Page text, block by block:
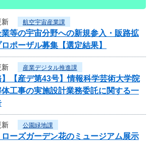
新 航空宇宙産業課
等の宇宙分野への新規参入・販路拡
ポーザル募集【選定結果】
新 産業デジタル推進課
】【産デ第43号】情報科学芸術大学院
工事の実施設計業務委託に関する一
新 公園緑地課
ーズガーデン花のミュージアム展示